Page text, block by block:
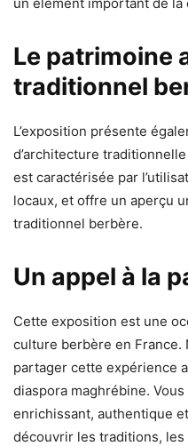
Le patrimoine
traditionnel
L’exposition présente
d’architecture
est caractérisée par
locaux, et offre un aperçu
traditionnel berbère.
Un appel à la
Cette exposition est une
culture berbère en France.
partager cette expérience
diaspora maghrébine.
enrichissant, authentique
découvrir les traditions,